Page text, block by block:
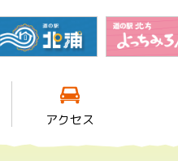
アクセス